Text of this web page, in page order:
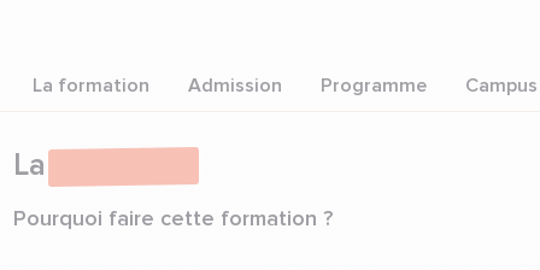
La formation Admission Programme Campus
La
Pourquoi faire cette formation ?